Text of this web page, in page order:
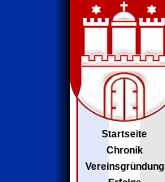
Startseite
Chronik
Vereinsgründung